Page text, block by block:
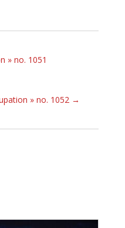
» no. 1051
» no. 1052 →